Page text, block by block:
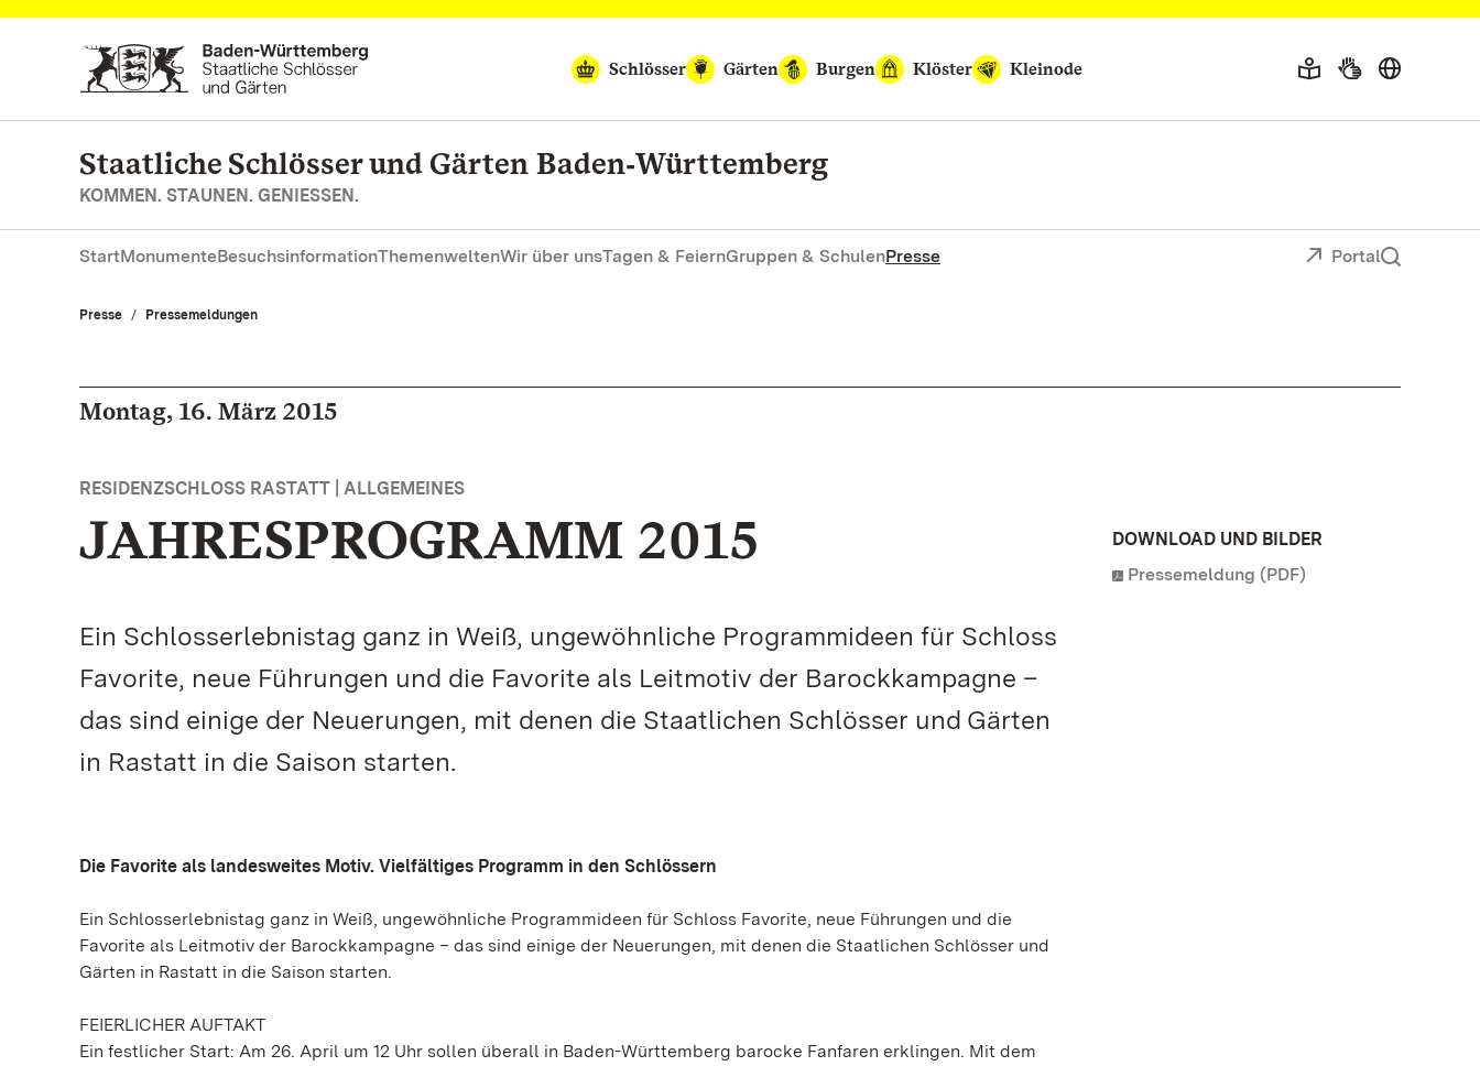
Zum Hauptinhalt springen
Schlösser
Gärten Burgen Klöster Kleinode
Staatliche Schlösser und Gärten Baden‑Württemberg
KOMMEN. STAUNEN. GENIESSEN.
StartMonumenteBesuchsinformationThemenweltenWir über unsTagen & FeiernGruppen & SchulenPresse Portal
Presse Pressemeldungen
Montag, 16. März 2015
RESIDENZSCHLOSS RASTATT | ALLGEMEINES
JAHRESPROGRAMM 2015
Ein Schlosserlebnistag ganz in Weiß, ungewöhnliche Programmideen für Schloss
Favorite, neue Führungen und die Favorite als Leitmotiv der Barockkampagne –
das sind einige der Neuerungen, mit denen die Staatlichen Schlösser und Gärten
in Rastatt in die Saison starten.
Die Favorite als landesweites Motiv. Vielfältiges Programm in den Schlössern
Ein Schlosserlebnistag ganz in Weiß, ungewöhnliche Programmideen für Schloss Favorite, neue Führungen und die
Favorite als Leitmotiv der Barockkampagne – das sind einige der Neuerungen, mit denen die Staatlichen Schlösser und
Gärten in Rastatt in die Saison starten.
FEIERLICHER AUFTAKT
Ein festlicher Start: Am 26. April um 12 Uhr sollen überall in Baden-Württemberg barocke Fanfaren erklingen. Mit dem
DOWNLOAD UND BILDER
Pressemeldung (PDF)